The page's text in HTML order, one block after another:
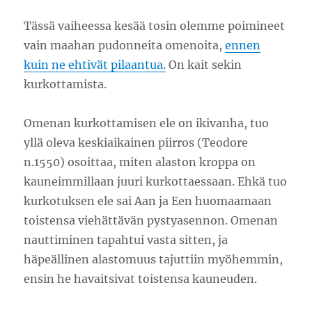
Tässä vaiheessa kesää tosin olemme poimineet
vain maahan pudonneita omenoita,ennen
kuin ne ehtivät pilaantua. On kait sekin
kurkottamista.
Omenan kurkottamisen ele on ikivanha, tuo
yllä oleva keskiaikainen piirros (Teodore
n.1550) osoittaa, miten alaston kroppa on
kauneimmillaan juuri kurkottaessaan. Ehkä tuo
kurkotuksen ele sai Aan ja Een huomaamaan
toistensa viehättävän pystyasennon. Omenan
nauttiminen tapahtui vasta sitten, ja
häpeällinen alastomuus tajuttiin myöhemmin,
ensin he havaitsivat toistensa kauneuden.